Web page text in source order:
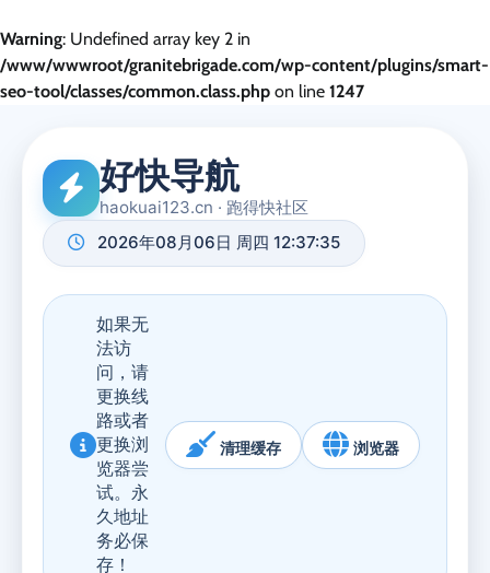
Warning: Undefined array key 2 in
/www/wwwroot/granitebrigade.com/wp-content/plugins/smart-
seo-tool/classes/common.class.php on line 1247